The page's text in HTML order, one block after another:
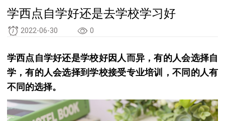
学西点自学好还是去学校学习好
2022-06-30 0
学西点自学好还是学校好因人而异，有的人会选择自
学，有的人会选择到学校接受专业培训，不同的人有
不同的选择。